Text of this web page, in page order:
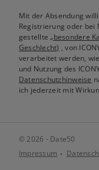
Mit der Absendung
Registrierung oder bei
gestellte„besondere
Geschlecht) , von
verarbeitet werden,
und Nutzung des
Datenschutzhinweise
ich jederzeit mit
© 2026 - Date50
Impressum